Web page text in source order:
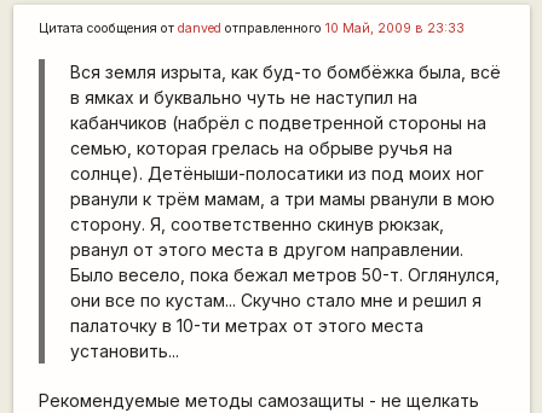
Цитата сообщения от danved отправленного 10 Май, 2009 в 23:33
Вся земля изрыта, как буд-то бомбёжка была, всё
в ямках и буквально чуть не наступил на
кабанчиков (набрёл с подветренной стороны на
семью, которая грелась на обрыве ручья на
солнце). Детёныши-полосатики из под моих ног
рванули к трём мамам, а три мамы рванули в мою
сторону. Я, соответственно скинув рюкзак,
рванул от этого места в другом направлении.
Было весело, пока бежал метров 50-т. Оглянулся,
они все по кустам... Скучно стало мне и решил я
палаточку в 10-ти метрах от этого места
установить...
Рекомендуемые методы самозащиты - не щелкать